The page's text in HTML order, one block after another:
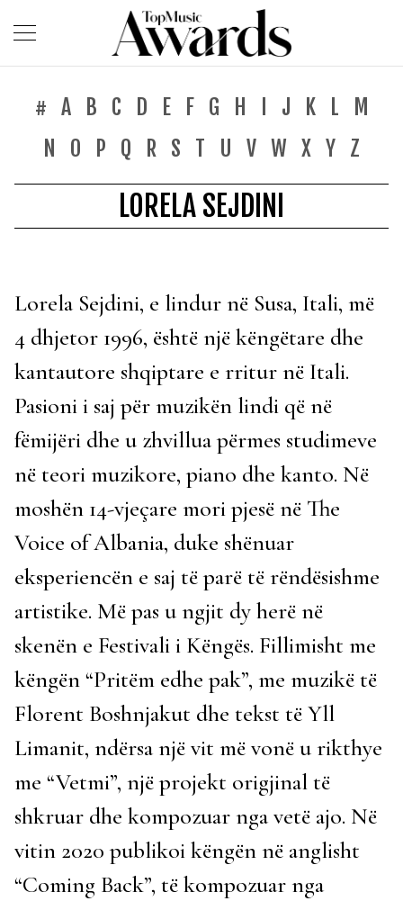
# A B C D E F G H J K L
M
N
O P Q R S T U V W X Y Z
LORELA SEJDINI
Lorela Sejdini, e lindur në Susa, Itali, më
4 dhjetor 1996, është një këngëtare dhe
kantautore shqiptare e rritur në Itali.
Pasioni i saj për muzikën lindi që në
fëmijëri dhe u zhvillua përmes studimeve
në teori muzikore, piano dhe kanto. Në
moshën 14-vjeçare mori pjesë në The
Voice of Albania, duke shënuar
eksperiencën e saj të parë të rëndësishme
artistike. Më pas u ngjit dy herë në
skenën e Festivali i Këngës. Fillimisht me
këngën “Pritëm edhe pak”, me muzikë të
Florent Boshnjakut dhe tekst të Yll
Limanit, ndërsa një vit më vonë u rikthye
me “Vetmi”, një projekt origjinal të
shkruar dhe kompozuar nga vetë ajo. Në
vitin 2020 publikoi këngën në anglisht
“Coming Back”, të kompozuar nga